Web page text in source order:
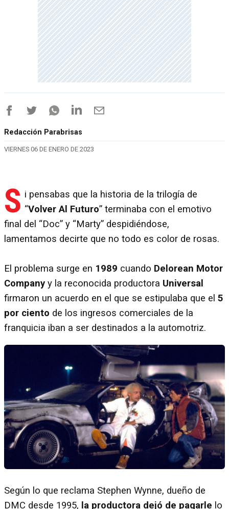
Redacción Parabrisas
VIERNES 06 DE ENERO DE 2023
S i pensabas que la historia de la trilogía de
“Volver Al Futuro” terminaba con el emotivo
final del “Doc” y “Marty” despidiéndose,
lamentamos decirte que no todo es color de rosas.
El problema surge en 1989 cuando Delorean Motor
Company y la reconocida productora Universal
firmaron un acuerdo en el que se estipulaba que el 5
por ciento de los ingresos comerciales de la
franquicia iban a ser destinados a la automotriz.
Según lo que reclama Stephen Wynne, dueño de
DMC desde 1995, la productora dejó de pagarle lo